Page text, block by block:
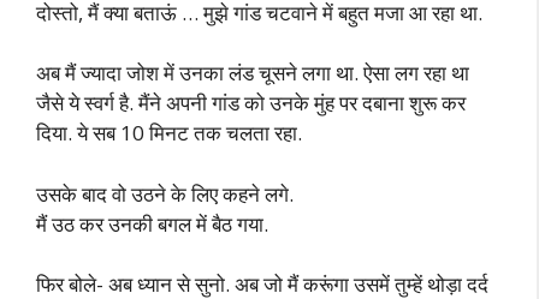
दोस्तो, मैं क्या बताऊं … मुझे गांड चटवाने में बहुत मजा आ रहा था.
अब मैं ज्यादा जोश में उनका लंड चूसने लगा था. ऐसा लग रहा था
जैसे ये स्वर्ग है. मैंने अपनी गांड को उनके मुंह पर दबाना शुरू कर
दिया. ये सब 10 मिनट तक चलता रहा.
उसके बाद वो उठने के लिए कहने लगे.
मैं उठ कर उनकी बगल में बैठ गया.
फिर बोले- अब ध्यान से सुनो. अब जो मैं करूंगा उसमें तुम्हें थोड़ा दर्द